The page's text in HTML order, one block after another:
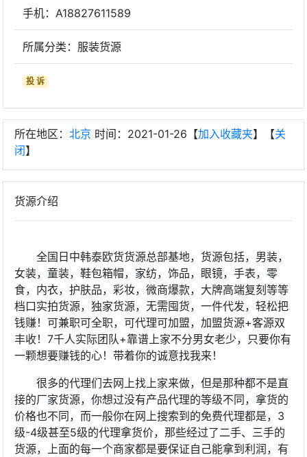
手机：A18827611589
所属分类：服装货源
投 诉
所在地区： 北京 时间：2021-01-26【加入收藏夹】【关
闭】
货源介绍
全国日中韩泰欧货货源总部基地，货源包括，男装，
女装，童装，鞋包箱帽，家纺，饰品，眼镜，手表，零
食，内衣，护肤品，彩妆，微商爆款，大牌高端复刻等等
档口实拍货源，独家货源，无需囤货，一件代发，轻松把
钱赚！可兼职可全职，可代理可加盟，加盟货源+客源双
丰收！7千人实际团队+靠谱上家不分男女老少，只要你有
一颗想要赚钱的心！带着你的诚意找我来！
很多的代理们去网上找上家来做，但是那种都不是直
接的厂家货源，你想过没有产品代理的等级不同，拿货的
价格也不同，而一般你在网上搜索到的免费代理都是，3
级-4级甚至5级的代理拿货价，那些经过了二手、三手的
货源，上面的每一个商家都是要保证自己能拿到利润，有